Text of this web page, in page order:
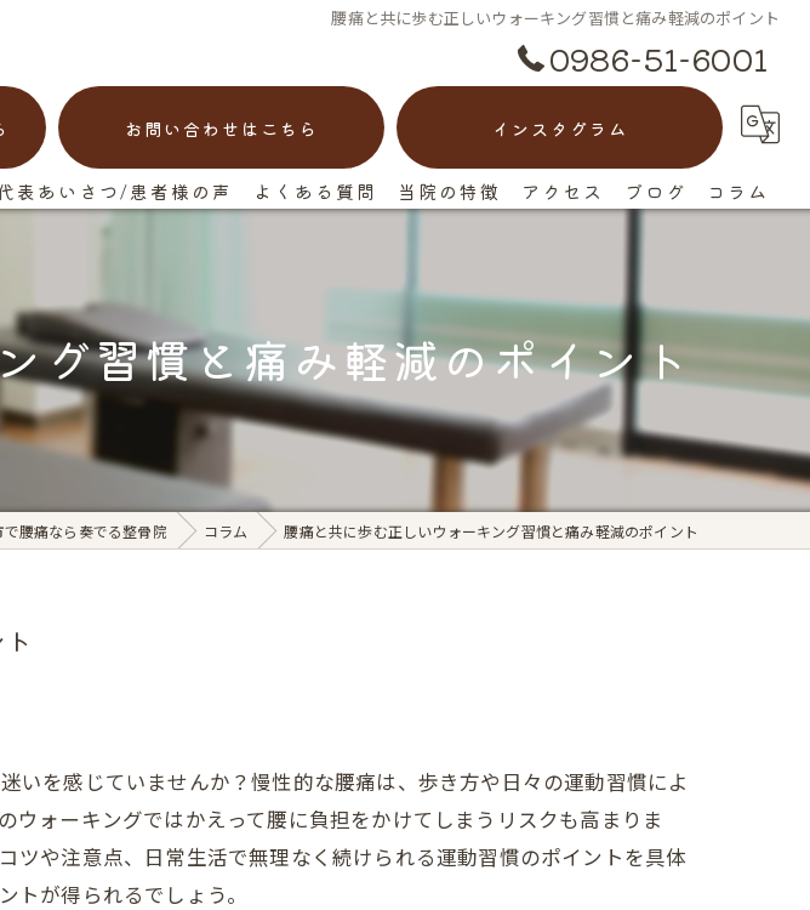
腰痛と共に歩む正しいウォーキング習慣と痛み軽減のポイント
0986-51-6001
お問い合わせはこちら インスタグラム
表あいさつ/患者様の声 よくある質問 当院の特徴
ぎっくり腰
慢性痛
アクセス ブログ コラム
グ習慣と痛み軽減のポイント
腰痛なら奏でる整骨院 コラム 腰痛と共に歩む正しいウォーキング習慣と痛み軽減のポイント
を感じていませんか？慢性的な腰痛は、歩き方や日々の運動習慣によ
ォーキングではかえって腰に負担をかけてしまうリスクも高まりま
や注意点、日常生活で無理なく続けられる運動習慣のポイントを具体
が得られるでしょう。